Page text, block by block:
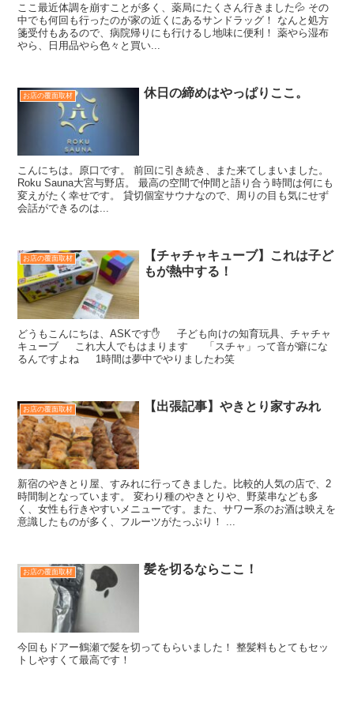
ここ最近体調を崩すことが多く、薬局にたくさん行きました💦 その
中でも何回も行ったのが家の近くにあるサンドラッグ！ なんと処方
箋受付もあるので、病院帰りにも行けるし地味に便利！ 薬やら湿布
やら、日用品やら色々と買い...
お店の覆面取材 休日の締めはやっぱりここ。
こんにちは。原口です。 前回に引き続き、また来てしまいました。
Roku Sauna大宮与野店。 最高の空間で仲間と語り合う時間は何にも
変えがたく幸せです。 貸切個室サウナなので、周りの目も気にせず
会話ができるのは...
お店の覆面取材
【チャチャキューブ】これは子ど
もが熱中する！
どうもこんにちは、ASKです✋ 子ども向けの知育玩具、チャチャ
キューブ これ大人でもはまります 「スチャ」って音が癖にな
るんですよね 1時間は夢中でやりましたわ笑
お店の覆面取材 【出張記事】やきとり家すみれ
新宿のやきとり屋、すみれに行ってきました。比較的人気の店で、2
時間制となっています。 変わり種のやきとりや、野菜串なども多
く、女性も行きやすいメニューです。また、サワー系のお酒は映えを
意識したものが多く、フルーツがたっぷり！ ...
お店の覆面取材 髪を切るならここ！
今回もドアー鶴瀬で髪を切ってもらいました！ 整髪料もとてもセッ
トしやすくて最高です！